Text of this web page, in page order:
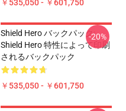
￥535,050 - ￥601,750
Shield Hero バックパック:
Shield Hero 特性によって印刷
されるバックパック
￥535,050 - ￥601,750
-20%